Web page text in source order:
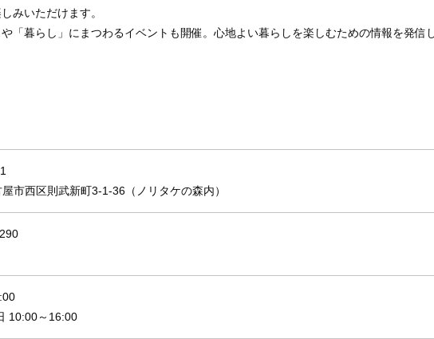
みいただけます。
「暮らし」にまつわるイベントも開催。心地よい暮らしを楽しむための情報を発信
市西区則武新町3-1-36（ノリタケの森内）
10:00～16:00